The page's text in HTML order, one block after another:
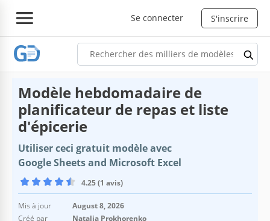
Se connecter S'inscrire
Modèle hebdomadaire de
planificateur de repas et liste
d'épicerie
Utiliser ceci gratuit modèle avec
Google Sheets and Microsoft Excel
4.25 (1 avis)
Mis à jour
August 8, 2026
Créé par
Natalia Prokhorenko